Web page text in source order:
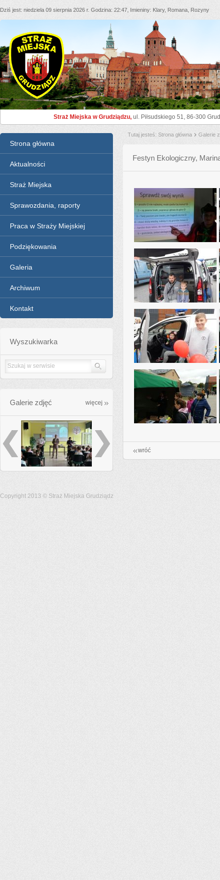
Dziś jest niedziela 09 sierpnia 2026 r. Godzina 22:47 Imieniny Klary, Romana, Rozyny
Straż Miejska Grudziądz
Straż Miejska w Grudziądzu, ul. Piłsudskiego 51, 86-300
Tutaj jesteś Strona główna Galerie
Menu
Strona główna
Aktualności
Straż Miejska
Sprawozdania, raporty
Praca w Straży Miejskiej
Podziękowania
Galeria
Archiwum
Kontakt
Wyszukiwarka
Galerie zdjęć więcej galleries_more
poprzednie
Festyn Ekologiczny,
wróć
Copyright 2013 © Straż Miejska Grudziądz